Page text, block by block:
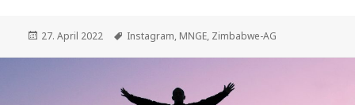
Veröffentlicht
27. April 2022 Schlagwörter
Instagram, MNGE, Zimbabwe-AG